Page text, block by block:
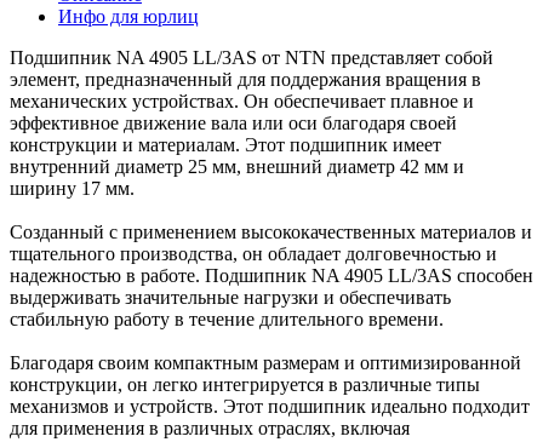
Инфо для юрлиц
Подшипник NA 4905 LL/3AS от NTN представляет собой
элемент, предназначенный для поддержания вращения в
механических устройствах. Он обеспечивает плавное и
эффективное движение вала или оси благодаря своей
конструкции и материалам. Этот подшипник имеет
внутренний диаметр 25 мм, внешний диаметр 42 мм и
ширину 17 мм.
Созданный с применением высококачественных материалов и
тщательного производства, он обладает долговечностью и
надежностью в работе. Подшипник NA 4905 LL/3AS способен
выдерживать значительные нагрузки и обеспечивать
стабильную работу в течение длительного времени.
Благодаря своим компактным размерам и оптимизированной
конструкции, он легко интегрируется в различные типы
механизмов и устройств. Этот подшипник идеально подходит
для применения в различных отраслях, включая